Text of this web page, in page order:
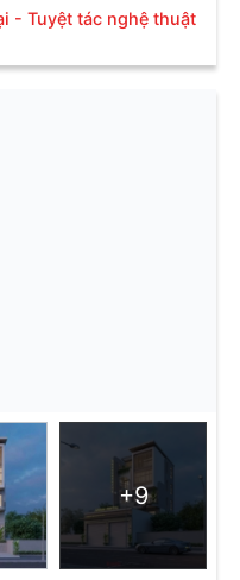
- Tuyệt tác nghệ thuật
+9